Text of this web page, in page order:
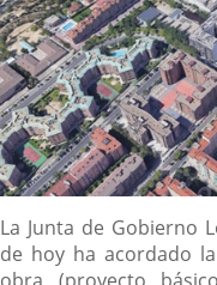
Descripción
La Junta de Gobierno
de hoy ha acordado